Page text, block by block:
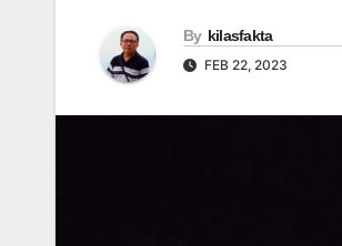
By kilasfakta
FEB 22, 2023